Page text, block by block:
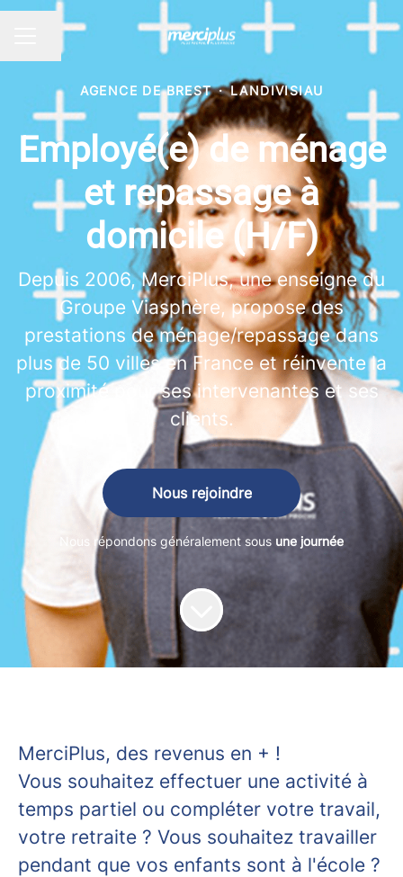
AGENCE DE BREST · LANDIVISIAU
Employé(e) de ménage
et repassage à
domicile (H/F)
Depuis 2006, MerciPlus, une enseigne du
Groupe Viasphère, propose des
prestations de ménage/repassage dans
plus de 50 villes en France et réinvente la
proximité pour ses intervenantes et ses
clients.
Nous rejoindre
Nous répondons généralement sous une journée
MerciPlus, des revenus en + !
Vous souhaitez effectuer une activité à
temps partiel ou compléter votre travail,
votre retraite ? Vous souhaitez travailler
pendant que vos enfants sont à l'école ?